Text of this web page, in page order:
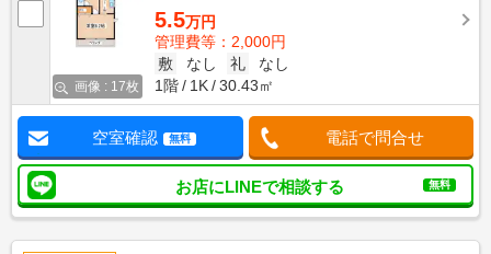
画像 : 17枚
5.5万円
管理費等：2,000円
敷
なし 礼
なし
1階
1K 30.43㎡
空室確認 無料 電話で問合せ
お店にLINEで相談する 無料